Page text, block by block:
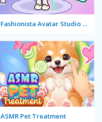
Fashionista Avatar Studio Dress Up
ASMR Pet Treatment